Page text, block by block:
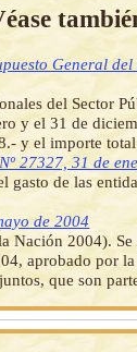
General
del Sector
y el 31 de
y el importe
27327, 31 de
gasto de las
de 2004
Nación 2004).
aprobado por
que son